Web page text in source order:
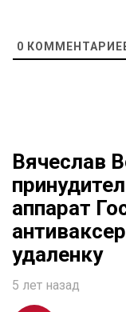
0
Вячеслав
аппарат
удаленку
5 лет назад